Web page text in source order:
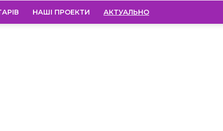
НАШІ ПРОЕКТИ АКТУАЛЬНО